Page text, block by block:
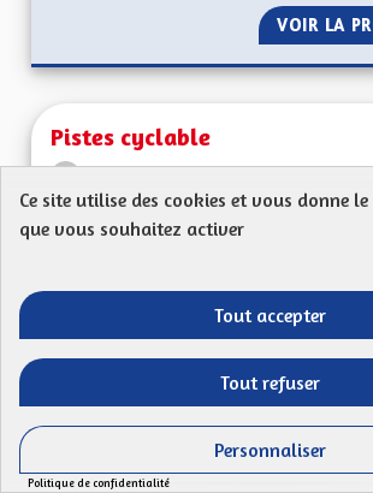
VOIR LA
Pistes cyclable
67320Ma proposition : il faut
Filtrer les résultats de la catégorie :
Les transitions énergétiques,
environnementales et climatiques
CRÉÉ LE
Ce site utilise des cookies et vous donne
que vous souhaitez activer
Tout accepter
Tout refuser
Personnaliser
Politique de confidentialité